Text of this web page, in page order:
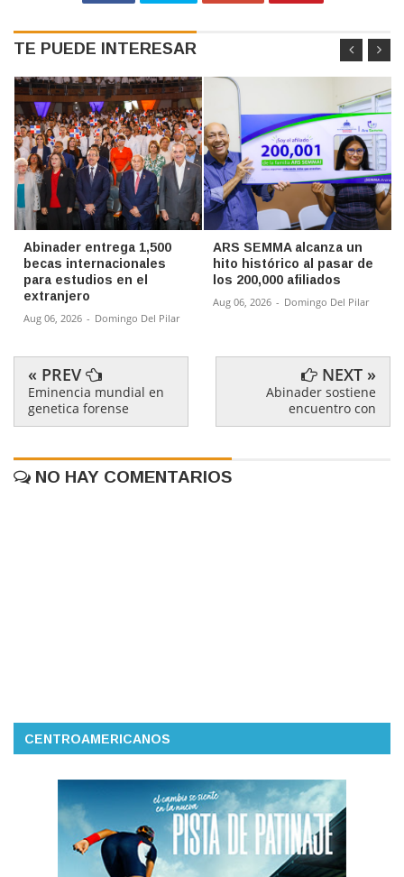
TE PUEDE INTERESAR
Abinader entrega 1,500
becas internacionales
para estudios en el
extranjero
Aug 06, 2026 - Domingo Del Pilar
ARS SEMMA alcanza un
hito histórico al pasar de
los 200,000 afiliados
Aug 06, 2026 - Domingo Del Pilar
« PREV
Eminencia mundial en
genetica forense
NEXT »
Abinader sostiene
encuentro con
NO HAY COMENTARIOS
CENTROAMERICANOS